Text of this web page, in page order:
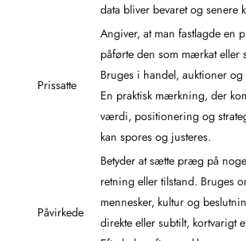
data bliver bevaret og senere
Prissatte
Angiver, at man fastlagde en
påførte den som mærkat eller
Bruges i handel, auktioner
En praktisk mærkning, der
værdi, positionering og
kan spores og justeres.
Påvirkede
Betyder at sætte præg på
retning eller tilstand. Bruges
mennesker, kultur og
direkte eller subtilt, kortvarigt